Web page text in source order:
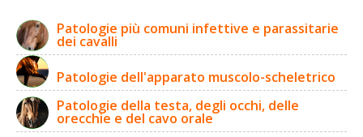
Patologie più comuni infettive e parassitarie
dei cavalli
Patologie dell'apparato muscolo-scheletrico
Patologie della testa, degli occhi, delle
orecchie e del cavo orale